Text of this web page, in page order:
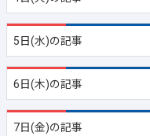
5日(水)の記事
6日(木)の記事
7日(金)の記事